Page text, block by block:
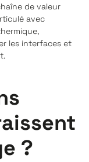
de valeur
avec
les interfaces et
?